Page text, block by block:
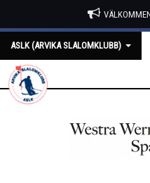
ASLK (ARVIKA SLALOMKLUBB)
HEM